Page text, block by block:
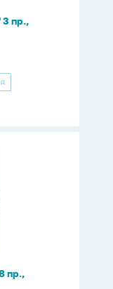
3 пр.,
пр.,